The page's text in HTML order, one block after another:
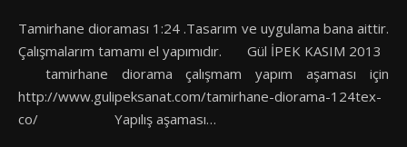
Tamirhane dioraması 1:24 .Tasarım ve uygulama bana aittir.
Çalışmalarım tamamı el yapımıdır. Gül İPEK KASIM 2013
tamirhane diorama çalışmam yapım aşaması için
http://www.gulipeksanat.com/tamirhane-diorama-124tex-
co/ Yapılış aşaması…